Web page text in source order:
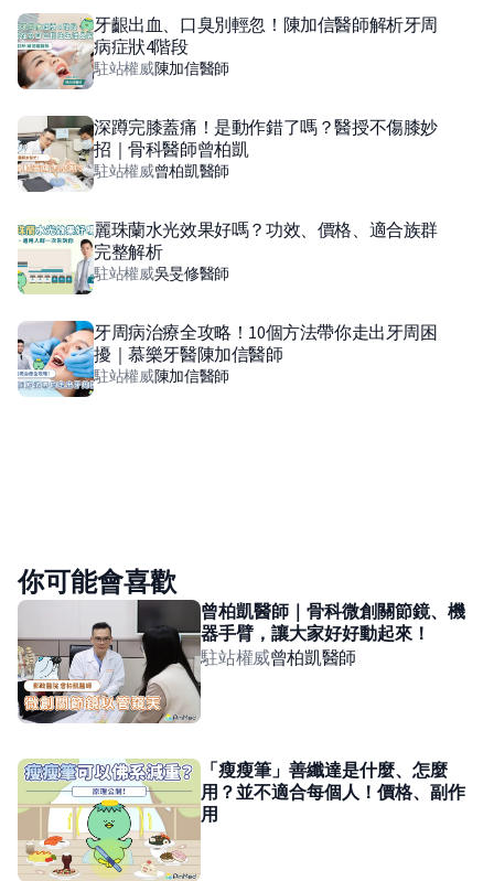
牙齦出血、口臭別輕忽！陳加信醫師解析牙周
病症狀4階段
駐站權威陳加信醫師
深蹲完膝蓋痛！是動作錯了嗎？醫授不傷膝妙
招｜骨科醫師曾柏凱
駐站權威曾柏凱醫師
麗珠蘭水光效果好嗎？功效、價格、適合族群
完整解析
駐站權威吳旻修醫師
牙周病治療全攻略！10個方法帶你走出牙周困
擾｜慕樂牙醫陳加信醫師
駐站權威陳加信醫師
你可能會喜歡
曾柏凱醫師｜骨科微創關節鏡、機
器手臂，讓大家好好動起來！
駐站權威曾柏凱醫師
「瘦瘦筆」善纖達是什麼、怎麼
用？並不適合每個人！價格、副作
用